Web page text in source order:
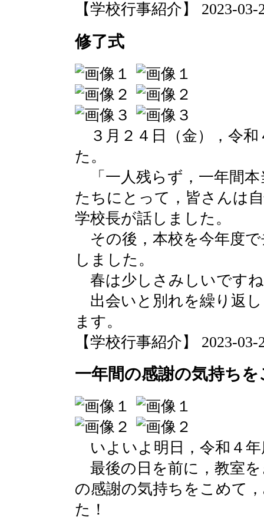
【学校行事紹介】 2023-03-
修了式
３月２４日（金），令和
た。
「一人残らず，一年間
たちにとって，皆さんは
学校長が話しました。
その後，本校を今年度
しました。
春は少しさみしいです
出会いと別れを繰り返
ます。
【学校行事紹介】 2023-03-
一年間の感謝の気持ち
いよいよ明日，令和４
最後の日を前に，教室
の感謝の気持ちをこめて
た！